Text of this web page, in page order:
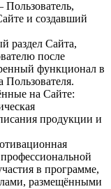
и создавший
раздел Сайта,
после
функционал в
Пользователя.
на Сайте:
продукции и
в программе,
размещёнными